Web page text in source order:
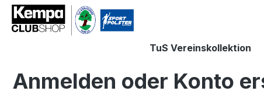
Zur Hauptnavigation springen
TuS Vereinskollektion
Anmelden oder Konto